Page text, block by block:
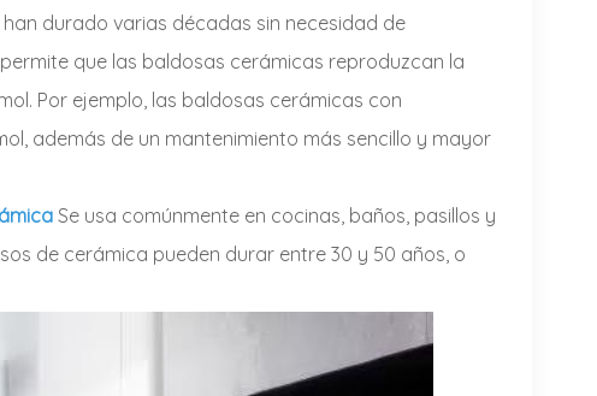
durado varias décadas sin necesidad de
que las baldosas cerámicas reproduzcan la
Por ejemplo, las baldosas cerámicas con
además de un mantenimiento más sencillo y mayor
Se usa comúnmente en cocinas, baños, pasillos y
de cerámica pueden durar entre 30 y 50 años, o